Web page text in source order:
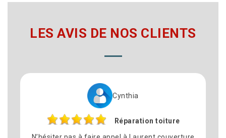
LES AVIS DE NOS CLIENTS
Remplacement